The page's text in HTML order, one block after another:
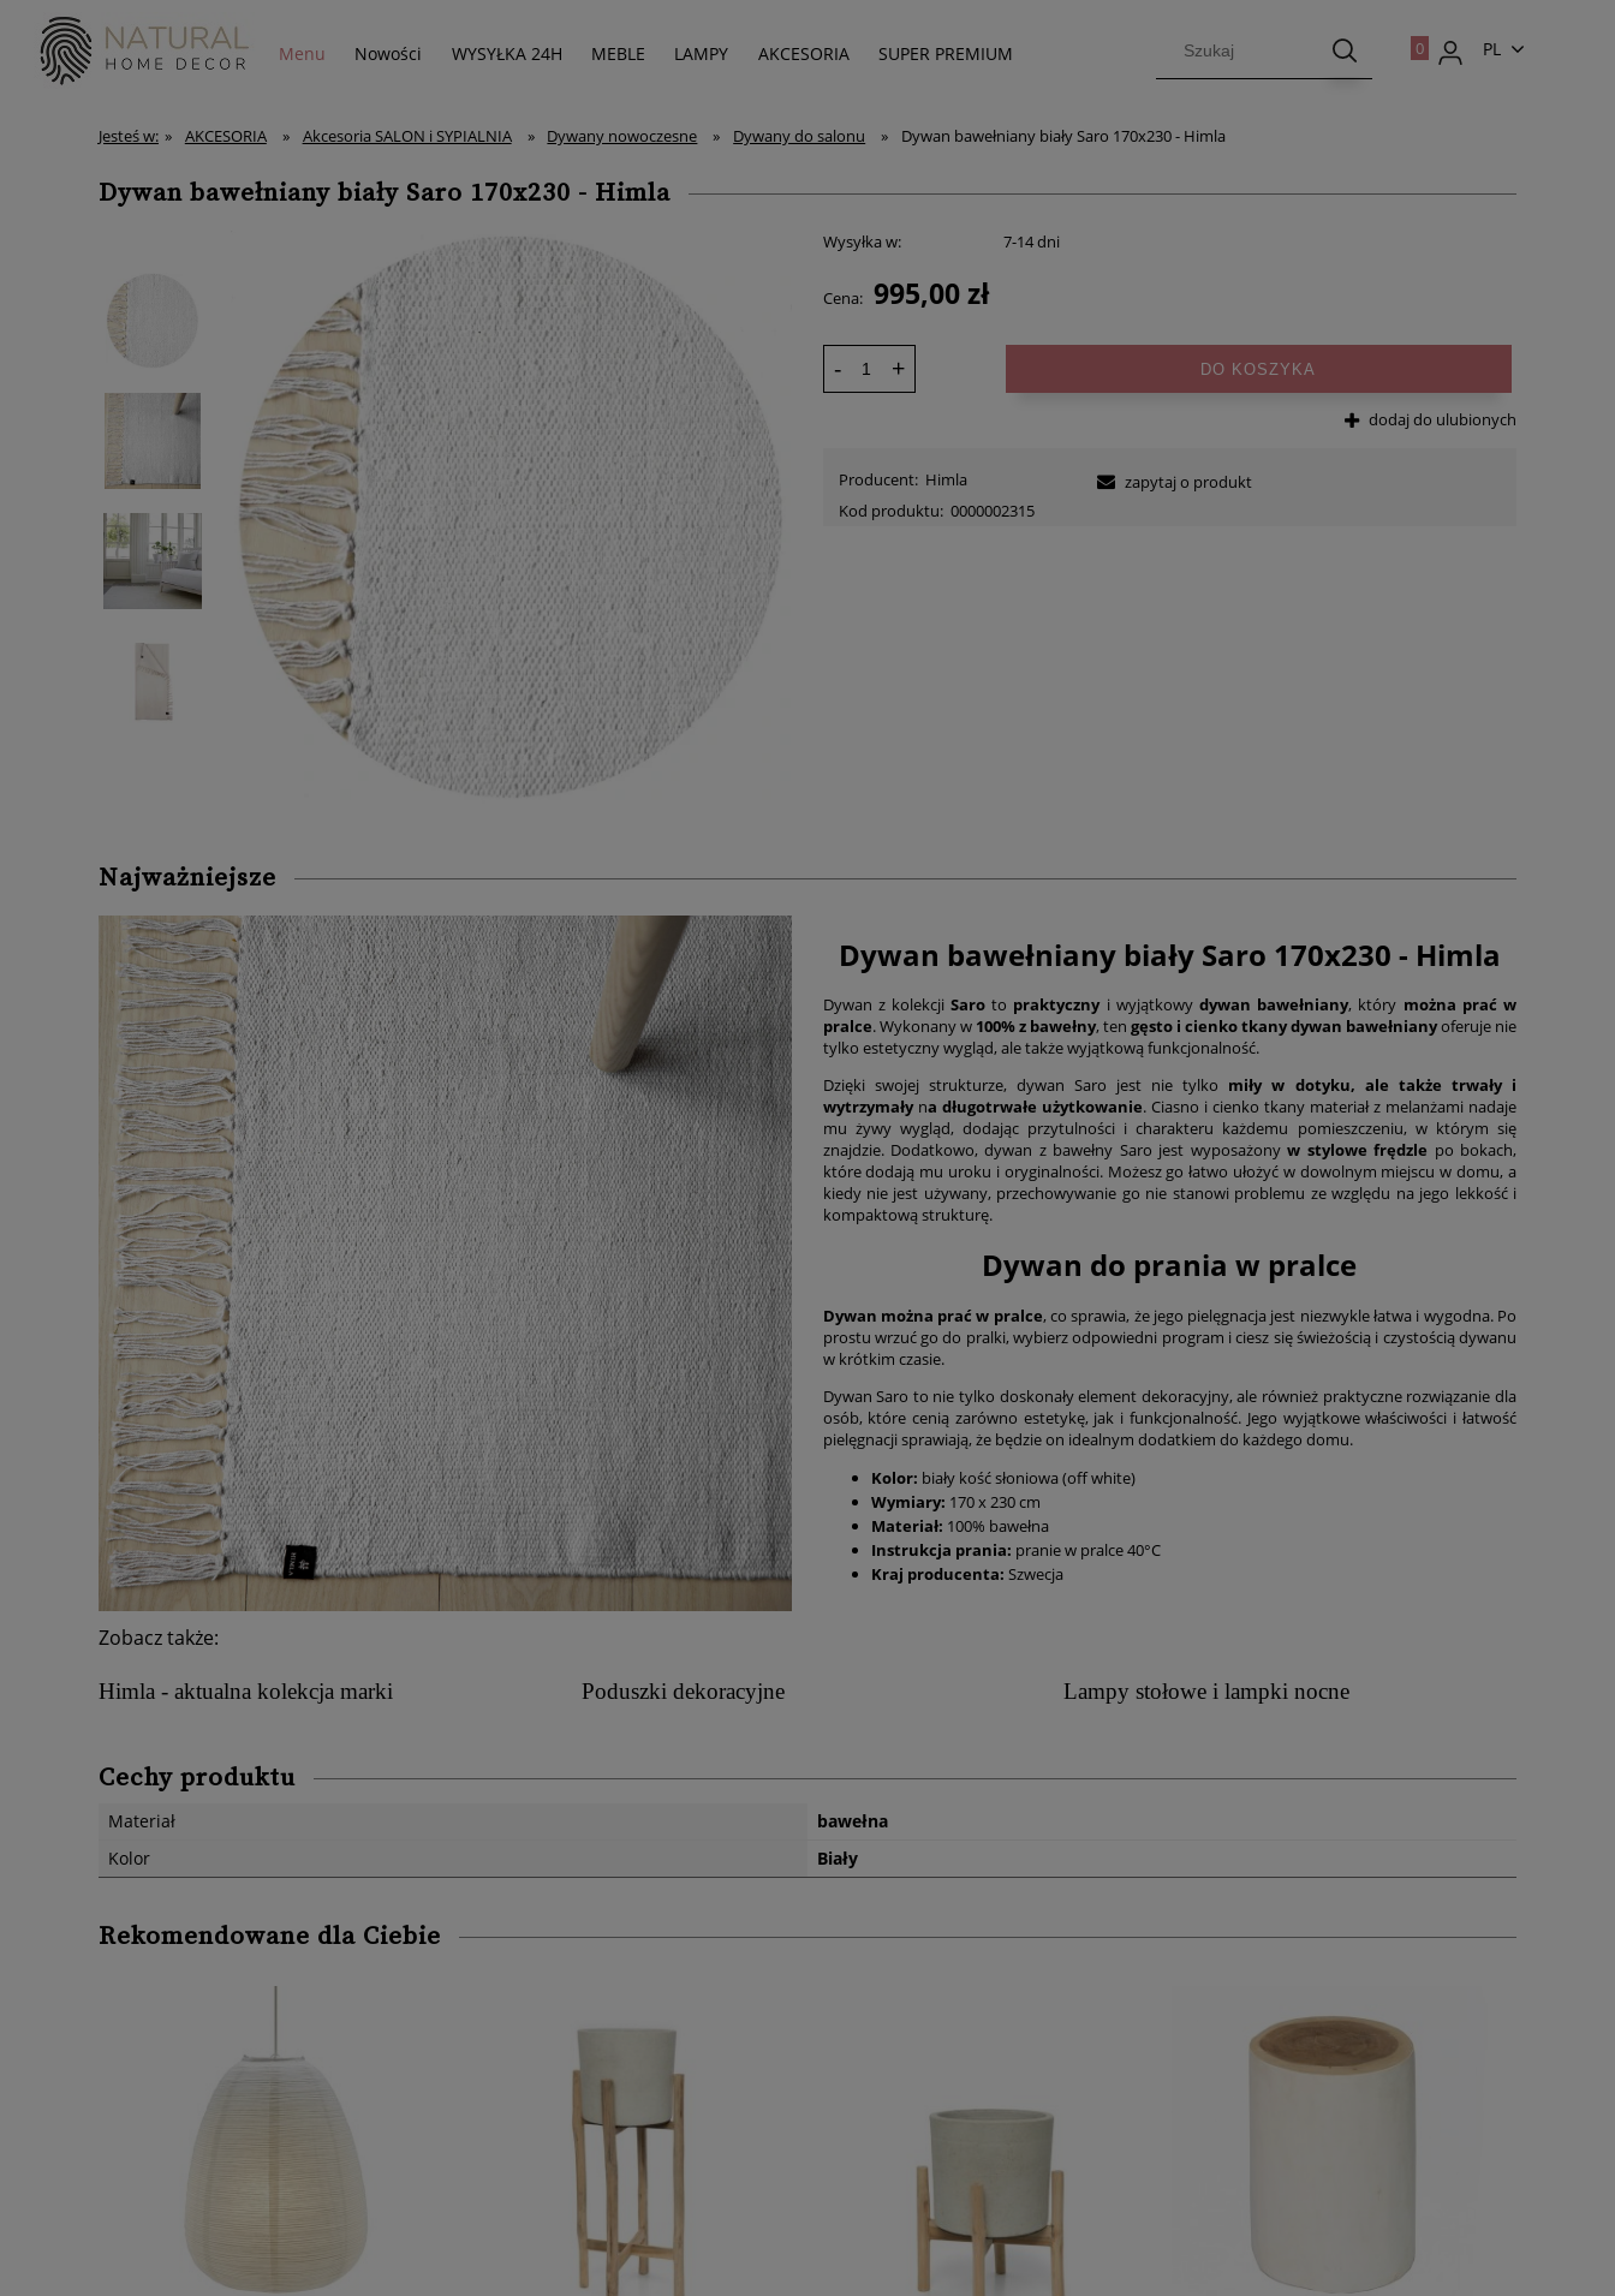
Menu Nowości WYSYŁKA 24H MEBLE LAMPY AKCESORIA SUPER PREMIUM
PL
Jesteś w: » AKCESORIA » Akcesoria SALON i SYPIALNIA » Dywany nowoczesne » Dywany do salonu » Dywan bawełniany biały Saro 170x230 - Himla
Dywan bawełniany biały Saro 170x230 - Himla
Wysyłka w: 7-14 dni
Cena: 995,00 zł
- + DO KOSZYKA
dodaj do ulubionych
Producent: Himla
Kod produktu: 0000002315
zapytaj o produkt
Najważniejsze
Dywan bawełniany biały Saro 170x230 - Himla
Dywan z kolekcjiSaro to praktycznyi wyjątkowydywan bawełniany, który można prać w
pralce. Wykonany w 100% z bawełny, ten gęsto i cienko tkany dywan bawełnianyoferuje nie
tylko estetyczny wygląd, ale także wyjątkową funkcjonalność.
Dzięki swojej strukturze, dywan Saro jest nie tylko miły w dotyku, ale także trwały i
wytrzymałyna długotrwałe użytkowanie. Ciasno i cienko tkany materiał z melanżami nadaje
mu żywy wygląd, dodając przytulności i charakteru każdemu pomieszczeniu, w którym się
znajdzie. Dodatkowo, dywan z bawełny Saro jest wyposażonyw stylowe frędzle po bokach,
które dodają mu uroku i oryginalności. Możesz go łatwo ułożyć w dowolnym miejscu w domu, a
kiedy nie jest używany, przechowywanie go nie stanowi problemu ze względu na jego lekkość i
kompaktową strukturę.
Dywan do prania w pralce
Dywan można prać w pralce, co sprawia, że jego pielęgnacja jest niezwykle łatwa i wygodna. Po
prostu wrzuć go do pralki, wybierz odpowiedni program i ciesz się świeżością i czystością dywanu
w krótkim czasie.
Dywan Saro to nie tylko doskonały element dekoracyjny, ale również praktyczne rozwiązanie dla
osób, które cenią zarówno estetykę, jak i funkcjonalność. Jego wyjątkowe właściwości i łatwość
pielęgnacji sprawiają, że będzie on idealnym dodatkiem do każdego domu.
Kolor: biały kość słoniowa (off white)
Wymiary: 170 x 230 cm
Materiał: 100% bawełna
Instrukcja prania: pranie w pralce 40°C
Kraj producenta: Szwecja
Zobacz także:
Himla - aktualna kolekcja marki Poduszki dekoracyjne Lampy stołowe i lampki nocne
Cechy produktu
Materiał
bawełna
Kolor
Biały
Rekomendowane dla Ciebie